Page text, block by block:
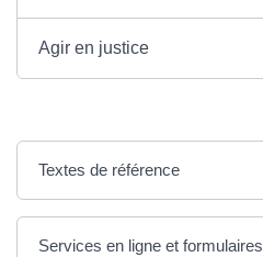
Agir en justice
Textes de référence
Services en ligne et formulaires